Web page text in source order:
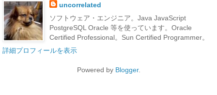
uncorrelated
ソフトウェア・エンジニア。Java JavaScript
PostgreSQL Oracle 等を使っています。Oracle
Certified Professional。Sun Certified Programmer。
詳細プロフィールを表示
Powered by Blogger.